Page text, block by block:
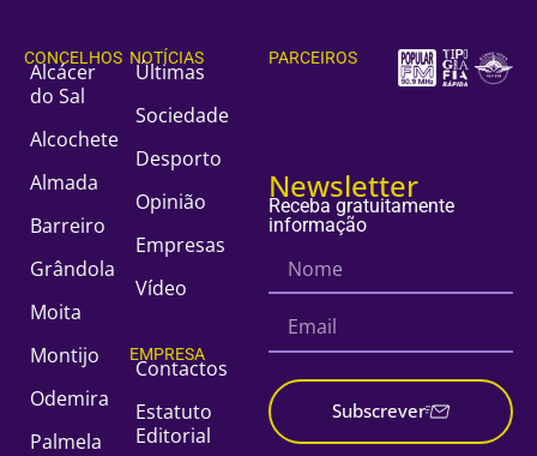
CONCELHOS
Alcácer
do Sal
Alcochete
Almada
Barreiro
Grândola
Moita
Montijo
Odemira
Palmela
NOTÍCIAS
Últimas
Sociedade
Desporto
Opinião
Empresas
Vídeo
EMPRESA
Contactos
Estatuto
Editorial
PARCEIROS
Newsletter
Receba gratuitamente
informação
Subscrever